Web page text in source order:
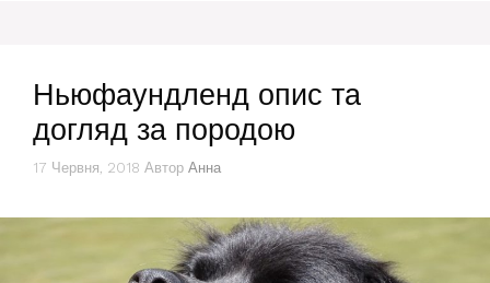
Ньюфаундленд опис та
догляд за породою
17 Червня, 2018 Автор Анна